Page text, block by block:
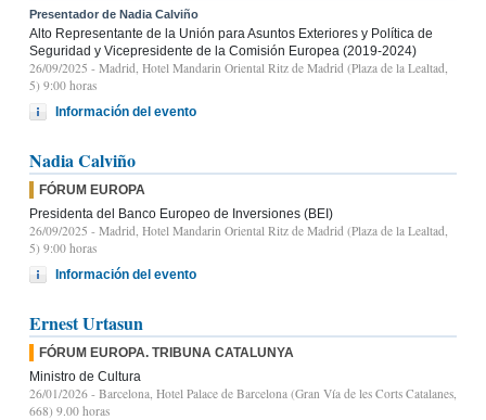
Presentador de Nadia Calviño
Alto Representante de la Unión para Asuntos Exteriores y Política de
Seguridad y Vicepresidente de la Comisión Europea (2019-2024)
26/09/2025 - Madrid, Hotel Mandarin Oriental Ritz de Madrid (Plaza de la Lealtad,
5) 9:00 horas
Información del evento
Nadia Calviño
FÓRUM EUROPA
Presidenta del Banco Europeo de Inversiones (BEI)
26/09/2025 - Madrid, Hotel Mandarin Oriental Ritz de Madrid (Plaza de la Lealtad,
5) 9:00 horas
Información del evento
Ernest Urtasun
FÓRUM EUROPA. TRIBUNA CATALUNYA
Ministro de Cultura
26/01/2026 - Barcelona, Hotel Palace de Barcelona (Gran Vía de les Corts Catalanes,
668) 9.00 horas